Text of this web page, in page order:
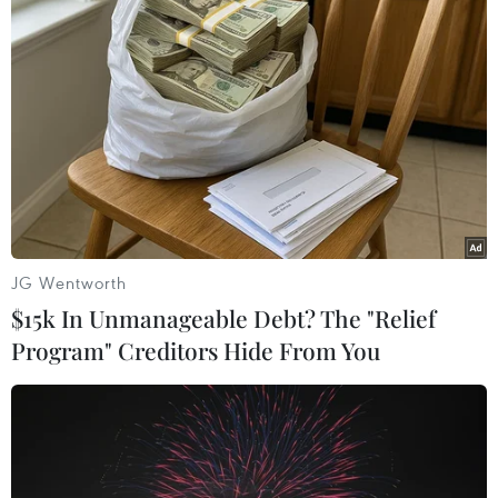
đường, ít nhất 1 người thiệt mạng
22/12/2023 06:54
Giới chức lo ngại số người thiệt mạng sau vụ tai nạn
gần điểm trung chuyển xe buýt ở Suwon có thể tăng khi
có 3 người bị thương được đưa tới bệnh viện trong tình
trạng nặng.
JG Wentworth
$15k In Unmanageable Debt? The "Relief
Program" Creditors Hide From You